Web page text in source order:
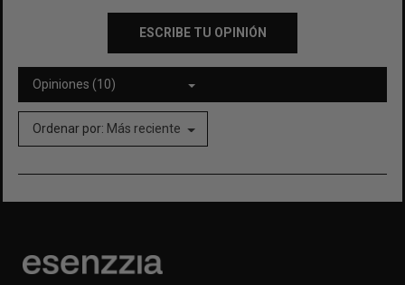
ESCRIBE TU OPINIÓN
Opiniones (10)
Ordenar por: Más reciente